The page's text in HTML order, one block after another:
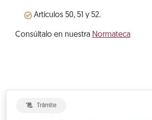
Artículos 50, 51 y 52.
Consúltalo en nuestra Normateca
Trámite